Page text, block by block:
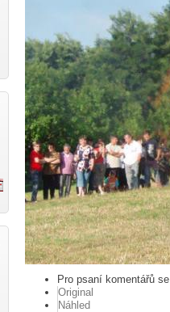
Pro psaní komentářů se
Original
Náhled